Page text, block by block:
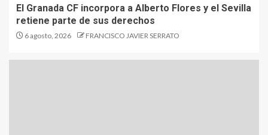
El Granada CF incorpora a Alberto Flores y el Sevilla
retiene parte de sus derechos
6 agosto, 2026 FRANCISCO JAVIER SERRATO